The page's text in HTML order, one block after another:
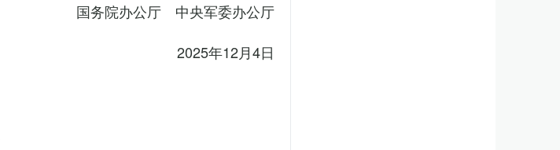
国务院办公厅 中央军委办公厅
2025年12月4日